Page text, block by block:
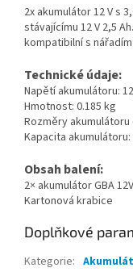
2x akumulátor 12 V s
stávajícímu 12 V 2,5
kompatibilní s nářadím
Technické údaje:
Napětí akumulátoru:
Hmotnost: 0.185 kg
Rozměry akumulátoru
Kapacita akumulátoru:
Obsah balení:
2× akumulátor GBA
Kartonová krabice
Doplňkové
Kategorie: